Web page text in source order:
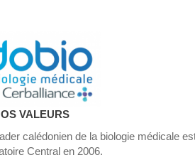
VALEURS
calédonien de la biologie médicale
Central en 2006.